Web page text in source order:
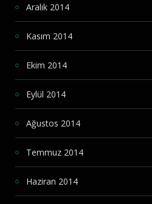
Aralık 2014
Kasım 2014
Ekim 2014
Eylül 2014
Ağustos 2014
Temmuz 2014
Haziran 2014